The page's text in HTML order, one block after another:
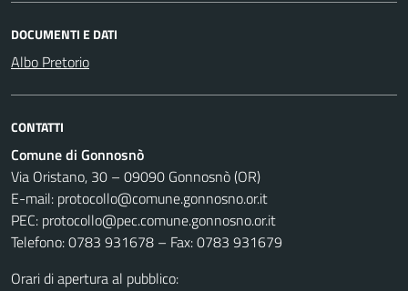
DOCUMENTI E DATI
Albo Pretorio
CONTATTI
Comune di Gonnosnò
Via Oristano, 30 – 09090 Gonnosnò (OR)
E-mail: protocollo@comune.gonnosno.or.it
PEC: protocollo@pec.comune.gonnosno.or.it
Telefono: 0783 931678 – Fax: 0783 931679
Orari di apertura al pubblico: